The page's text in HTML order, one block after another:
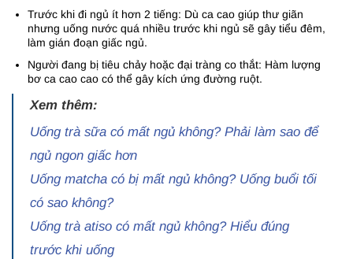
Trước khi đi ngủ ít hơn 2 tiếng: Dù ca cao giúp thư giãn
nhưng uống nước quá nhiều trước khi ngủ sẽ gây tiểu đêm,
làm gián đoạn giấc ngủ.
Người đang bị tiêu chảy hoặc đại tràng co thắt: Hàm lượng
bơ ca cao cao có thể gây kích ứng đường ruột.
Xem thêm:
Uống trà sữa có mất ngủ không? Phải làm sao để
ngủ ngon giấc hơn
Uống matcha có bị mất ngủ không? Uống buổi tối
có sao không?
Uống trà atiso có mất ngủ không? Hiểu đúng
trước khi uống